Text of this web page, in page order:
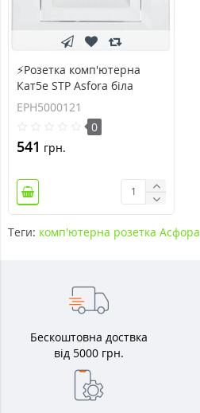
⚡Розетка комп'ютерна
Кат5e STP Asfora біла
(EPH5000121)
EPH5000121
0
541 грн.
Теги: комп'ютерна розетка Асфора
Бескоштовна доствка
від 5000 грн.